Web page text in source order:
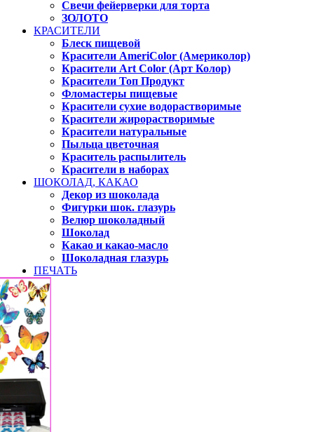
Свечи фейерверки для торта
ЗОЛОТО
КРАСИТЕЛИ
Блеск пищевой
Красители AmeriColor (Америколор)
Красители Art Color (Арт Колор)
Красители Топ Продукт
Фломастеры пищевые
Красители сухие водорастворимые
Красители жирорастворимые
Красители натуральные
Пыльца цветочная
Краситель распылитель
Красители в наборах
ШОКОЛАД, КАКАО
Декор из шоколада
Фигурки шок. глазурь
Велюр шоколадный
Шоколад
Какао и какао-масло
Шоколадная глазурь
ПЕЧАТЬ